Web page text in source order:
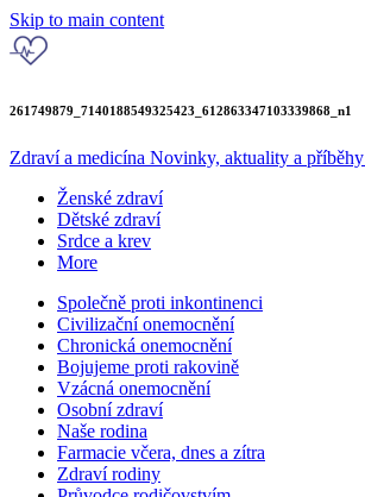
Skip to main content
261749879_7140188549325423_612863347103339868_n1
Zdraví a medicína Novinky, aktuality a příběhy
Ženské zdraví
Dětské zdraví
Srdce a krev
More
Společně proti inkontinenci
Civilizační onemocnění
Chronická onemocnění
Bojujeme proti rakovině
Vzácná onemocnění
Osobní zdraví
Naše rodina
Farmacie včera, dnes a zítra
Zdraví rodiny